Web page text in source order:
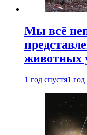
Мы всё
животных
1 год спустя1 год